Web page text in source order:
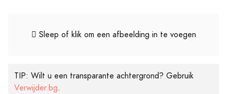
Sleep of klik om een afbeelding in te voegen
TIP: Wilt u een transparante achtergrond? Gebruik
Verwijder.bg.